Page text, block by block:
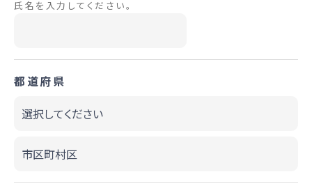
氏名を入力してください。
都道府県